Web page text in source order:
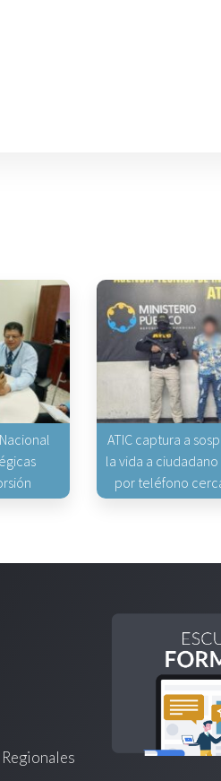
ATIC captura a
la vida a
por teléfono